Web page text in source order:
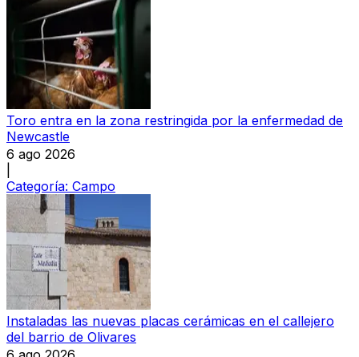
Toro entra en la zona restringida por la enfermedad de
Newcastle
6 ago 2026
Categoría: Campo
Instaladas las nuevas placas cerámicas en el callejero
del barrio de Olivares